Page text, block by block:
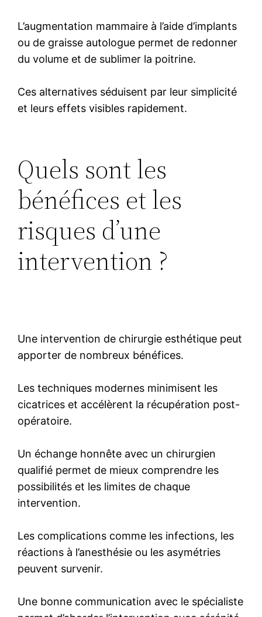
L’augmentation mammaire à l’aide d’implants
ou de graisse autologue permet de redonner
du volume et de sublimer la poitrine.
Ces alternatives séduisent par leur simplicité
et leurs effets visibles rapidement.
Quels sont les
bénéfices et les
risques d’une
intervention ?
Une intervention de chirurgie esthétique peut
apporter de nombreux bénéfices.
Les techniques modernes minimisent les
cicatrices et accélèrent la récupération post-
opératoire.
Un échange honnête avec un chirurgien
qualifié permet de mieux comprendre les
possibilités et les limites de chaque
intervention.
Les complications comme les infections, les
réactions à l’anesthésie ou les asymétries
peuvent survenir.
Une bonne communication avec le spécialiste